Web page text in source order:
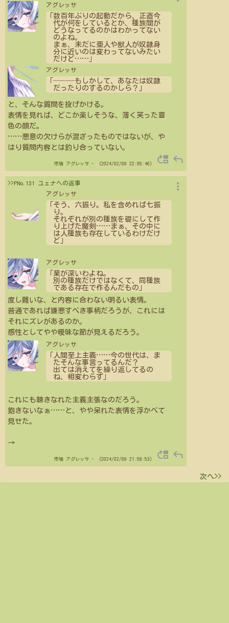
アグレッサ
「数百年ぶりの起動だから、正直今
代が何をしているとか、種族間が
どうなってるのかはわかってない
のよね。
まぁ、未だに亜人や獣人が奴隷身
分に近いのは変わってないみたい
だけど ……
アグレッサ
「───もしかして、あなたは奴隷
だったりのするのかしら？」
と、そんな質問を投げかける。
表情を見れば、どこか楽しそうな、薄く笑った喜
色の顔だ。
……悪意の欠けらが混ざったものではないが、や
はり質問内容とは釣り合っていない。
市場 アグレッサ - （2024/02/09 22:05:46） move_up reply
>>PNo.131 ユェナへの返事
アグレッサ
「そう、六振り。私を含めれば七振
り。
それぞれが別の種族を礎にして作
り上げた魔剣 …… まぁ、その中に
は人種族も存在しているわけだけ
ど」
アグレッサ
「業が深いわよね。
別の種族だけではなくて、同種族
である存在で作るんだもの」
度し難いな、と内容に合わない明るい表情。
普通であれば嫌悪すべき事柄だろうが、これには
それにズレがあるのか。
感性としてやや曖昧な節が見えるだろう。
アグレッサ
「人間至上主義……今の世代は、ま
たそんな事言ってるんだ？
出ては消えてを繰り返してるの
ね、相変わらず」
これにも聴きなれた主義主張なのだろう。
飽きないなぁ …… と、やや呆れた表情を浮かべて
見せた。
→
more_vert
市場 アグレッサ - （2024/02/09 21:58:53） move_up reply
次へ>>